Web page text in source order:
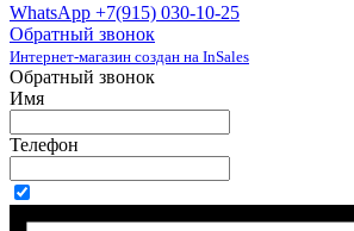
WhatsApp +7(915) 030-10-25
Обратный звонок
Интернет-магазин создан на InSales
Обратный звонок
Имя
Телефон